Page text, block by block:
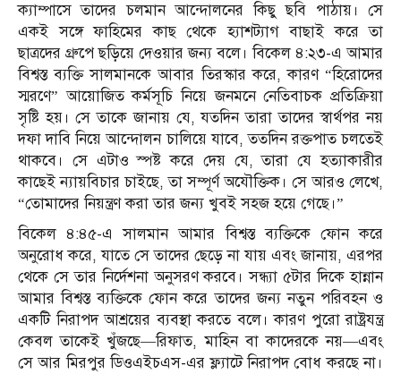
ক্যাম্পাসে তাদের চলমান আন্দোলনের কিছু ছবি পাঠায়। সে
একই সঙ্গে ফাহিমের কাছ থেকে হ্যাশট্যাগ বাছাই করে তা
ছাত্রদের গ্রুপে ছড়িয়ে দেওয়ার জন্য বলে। বিকেল ৪:২৩-এ আমার
বিশ্বস্ত ব্যক্তি সালমানকে আবার তিরস্কার করে, কারণ “হিরোদের
স্মরণে” আয়োজিত কর্মসূচি নিয়ে জনমনে নেতিবাচক প্রতিক্রিয়া
সৃষ্টি হয়। সে তাকে জানায় যে, যতদিন তারা তাদের স্বার্থপর নয়
দফা দাবি নিয়ে আন্দোলন চালিয়ে যাবে, ততদিন রক্তপাত চলতেই
থাকবে। সে এটাও স্পষ্ট করে দেয় যে, তারা যে হত্যাকারীর
কাছেই ন্যায়বিচার চাইছে, তা সম্পূর্ণ অযৌক্তিক। সে আরও লেখে,
“তোমাদের নিয়ন্ত্রণ করা তার জন্য খুবই সহজ হয়ে গেছে।”
বিকেল ৪:৪৫-এ সালমান আমার বিশ্বস্ত ব্যক্তিকে ফোন করে
অনুরোধ করে, যাতে সে তাদের ছেড়ে না যায় এবং জানায়, এরপর
থেকে সে তার নির্দেশনা অনুসরণ করবে। সন্ধ্যা ৫টার দিকে হান্নান
আমার বিশ্বস্ত ব্যক্তিকে ফোন করে তাদের জন্য নতুন পরিবহন ও
একটি নিরাপদ আশ্রয়ের ব্যবস্থা করতে বলে। কারণ পুরো রাষ্ট্রযন্ত্র
কেবল তাকেই খুঁজছে—রিফাত, মাহিন বা কাদেরকে নয়—এবং
সে আর মিরপুর ডিওএইচএস-এর ফ্ল্যাটে নিরাপদ বোধ করছে না।